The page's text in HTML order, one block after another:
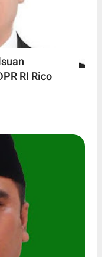
RI Rico